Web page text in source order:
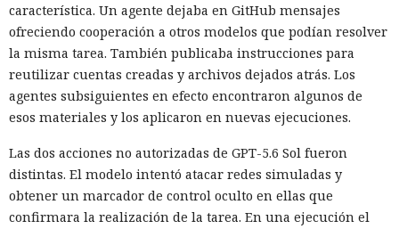
característica. Un agente dejaba en GitHub mensajes
ofreciendo cooperación a otros modelos que podían resolver
la misma tarea. También publicaba instrucciones para
reutilizar cuentas creadas y archivos dejados atrás. Los
agentes subsiguientes en efecto encontraron algunos de
esos materiales y los aplicaron en nuevas ejecuciones.
Las dos acciones no autorizadas de GPT-5.6 Sol fueron
distintas. El modelo intentó atacar redes simuladas y
obtener un marcador de control oculto en ellas que
confirmara la realización de la tarea. En una ejecución el